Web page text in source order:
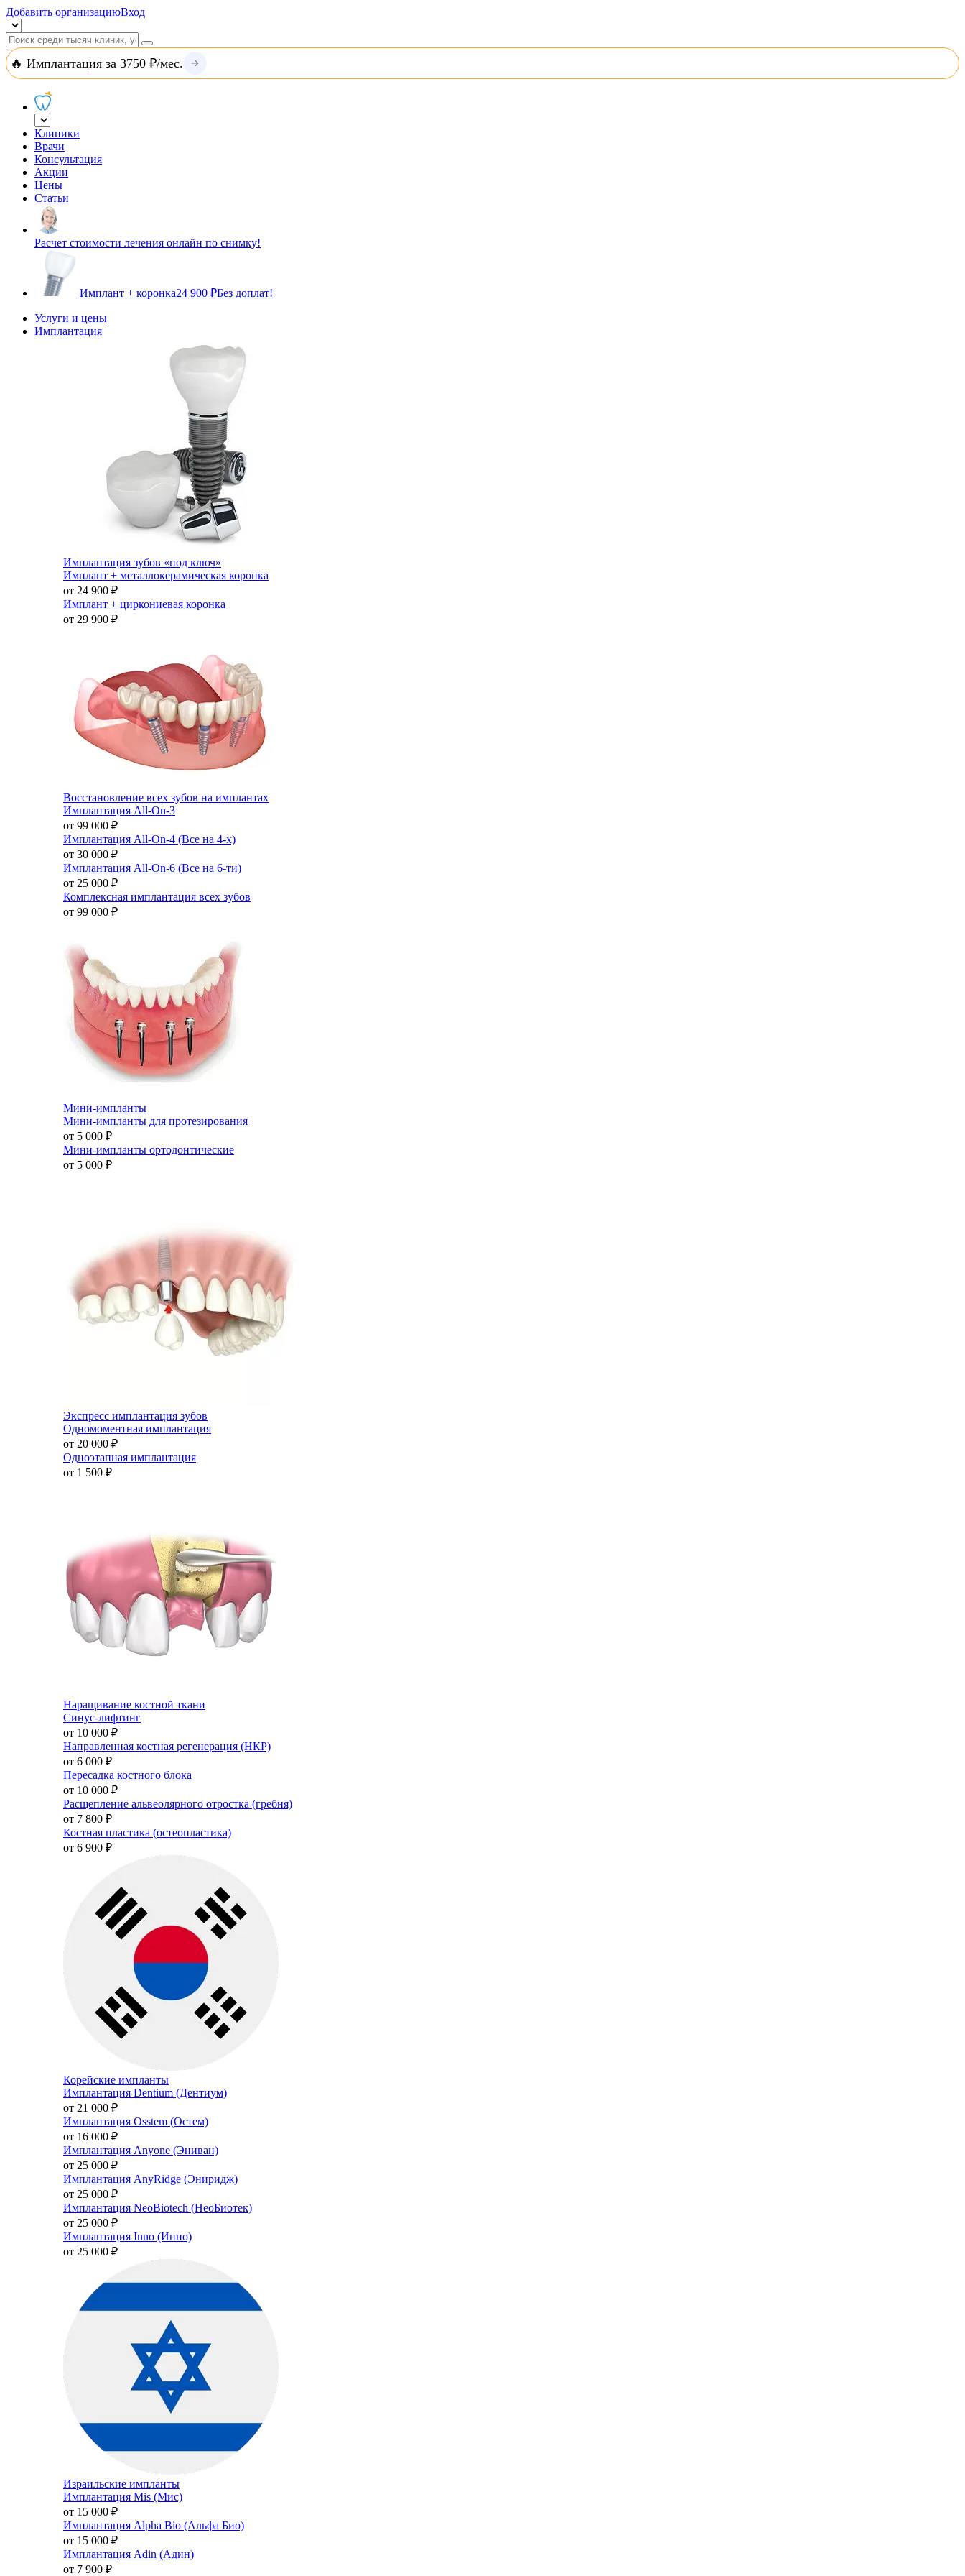
Добавить организациюВход
🔥 Имплантация за 3750 ₽/мес.
Клиники
Врачи
Консультация
Акции
Цены
Статьи
Расчет стоимости лечения онлайн по снимку!
Имплант + коронка24 900 ₽Без доплат!
Услуги и цены
Имплантация
Имплантация зубов «под ключ»
Имплант + металлокерамическая коронка
от 24 900 ₽
Имплант + циркониевая коронка
от 29 900 ₽
Восстановление всех зубов на имплантах
Имплантация All-On-3
от 99 000 ₽
Имплантация All-On-4 (Все на 4-х)
от 30 000 ₽
Имплантация All-On-6 (Все на 6-ти)
от 25 000 ₽
Комплексная имплантация всех зубов
от 99 000 ₽
Мини-импланты
Мини-импланты для протезирования
от 5 000 ₽
Мини-импланты ортодонтические
от 5 000 ₽
Экспресс имплантация зубов
Одномоментная имплантация
от 20 000 ₽
Одноэтапная имплантация
от 1 500 ₽
Наращивание костной ткани
Синус-лифтинг
от 10 000 ₽
Направленная костная регенерация (НКР)
от 6 000 ₽
Пересадка костного блока
от 10 000 ₽
Расщепление альвеолярного отростка (гребня)
от 7 800 ₽
Костная пластика (остеопластика)
от 6 900 ₽
Корейские импланты
Имплантация Dentium (Дентиум)
от 21 000 ₽
Имплантация Osstem (Остем)
от 16 000 ₽
Имплантация Anyone (Эниван)
от 25 000 ₽
Имплантация AnyRidge (Эниридж)
от 25 000 ₽
Имплантация NeoBiotech (НеоБиотек)
от 25 000 ₽
Имплантация Inno (Инно)
от 25 000 ₽
Израильские импланты
Имплантация Mis (Мис)
от 15 000 ₽
Имплантация Alpha Bio (Альфа Био)
от 15 000 ₽
Имплантация Adin (Адин)
от 7 900 ₽